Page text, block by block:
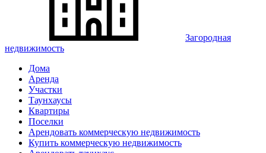
Загородная
недвижимость
Дома
Аренда
Участки
Таунхаусы
Квартиры
Поселки
Арендовать коммерческую недвижимость
Купить коммерческую недвижимость